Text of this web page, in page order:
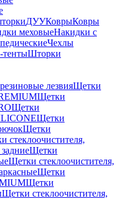
ДУУКоврыКовры
меховыеНакидки с
Чехлы
тентыШторки
лезвияЩетки
Щетки
Щетки
Щетки
Щетки
стеклоочистителя,
Щетки
Щетки стеклоочистителя,
Щетки
Щетки
Щетки стеклоочистителя,